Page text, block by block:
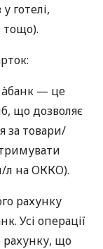
готелі,
тощо).
àбанк — це
що дозволяє
за товари/
л на ОККО).
рахунку
Усі операції
рахунку, що